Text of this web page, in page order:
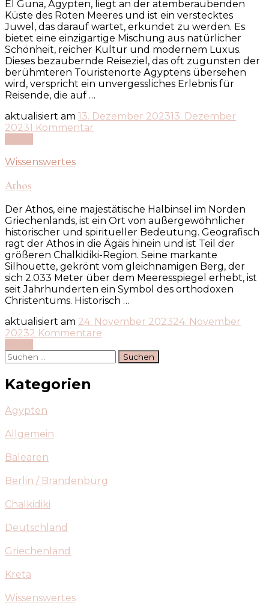
El Guna, Ägypten, liegt an der atemberaubenden
Küste des Roten Meeres und ist ein verstecktes
Juwel, das darauf wartet, erkundet zu werden. Es
bietet eine einzigartige Mischung aus natürlicher
Schönheit, reicher Kultur und modernem Luxus.
Dieses bezaubernde Reiseziel, das oft zugunsten der
berühmteren Touristenorte Ägyptens übersehen
wird, verspricht ein unvergessliches Erlebnis für
Reisende, die auf …
aktualisiert am 13. Dezember 202313. Dezember
20231 Kommentar
verstecktes
Paradies
am
Roten
Meer
Wissenswertes
Athos
Der Athos, eine majestätische Halbinsel im Norden
Griechenlands, ist ein Ort von außergewöhnlicher
historischer und spiritueller Bedeutung. Geografisch
ragt der Athos in die Ägäis hinein und ist Teil der
größeren Chalkidiki-Region. Seine markante
Silhouette, gekrönt vom gleichnamigen Berg, der
sich 2.033 Meter über dem Meeresspiegel erhebt, ist
seit Jahrhunderten ein Symbol des orthodoxen
Christentums. Historisch …
aktualisiert am 24. November 202324. November
20232 Kommentare
Suchen
nach:
Kategorien
Ägypten
Allgemein
Balearen
Berlin / Brandenburg
Chalkidiki
Deutschland
Griechenland
Kreta
Wissenswertes